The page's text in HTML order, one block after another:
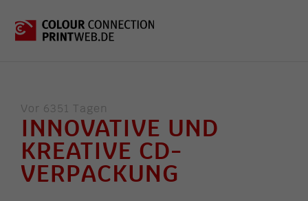
Vor 6351 Tagen
INNOVATIVE UND
KREATIVE CD-
VERPACKUNG